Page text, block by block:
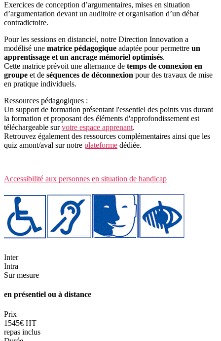
Exercices de conception d’argumentaires, mises en situation
d’argumentation devant un auditoire et organisation d’un débat
contradictoire.
Pour les sessions en distanciel, notre Direction Innovation a
modélisé une matrice pédagogique adaptée pour permettre un
apprentissage et un ancrage mémoriel optimisés.
Cette matrice prévoit une alternance de temps de connexion en
groupe et de séquences de déconnexion pour des travaux de mise
en pratique individuels.
Ressources pédagogiques :
Un support de formation présentant l'essentiel des points vus durant
la formation et proposant des éléments d'approfondissement est
téléchargeable survotre espace apprenant.
Retrouvez également des ressources complémentaires ainsi que les
quiz amont/aval sur notre plateforme dédiée.
Accessibilité aux personnes en situation de handicap
Inter
Intra
Sur mesure
en présentiel ou à distance
Prix
1545€ HT
repas inclus